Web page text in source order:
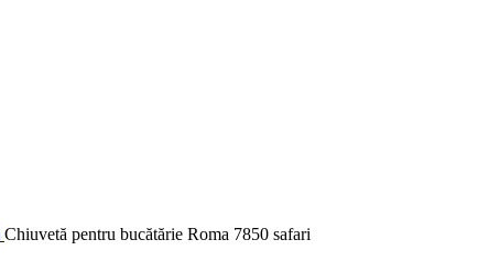
Chiuvetă pentru bucătărie Roma 7850 safari